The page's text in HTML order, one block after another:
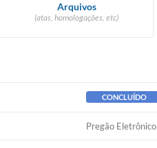
Arquivos
(atas, homologações, etc)
CONCLUÍDO
Pregão Eletrônico